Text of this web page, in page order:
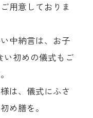
用意しておりま
中納言は、お子
い初めの儀式もご
は、儀式にふさ
め膳を。